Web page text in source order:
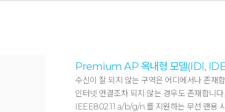
Premium AP 옥내형 모델(IDI,
수신이 잘 되지 않는 구역은 어디에서나 존재
인터넷 연결조차 되지 않는 경우도 존재합
IEEE802.11 a/b/g/n.를 지원하는 무선 랜용